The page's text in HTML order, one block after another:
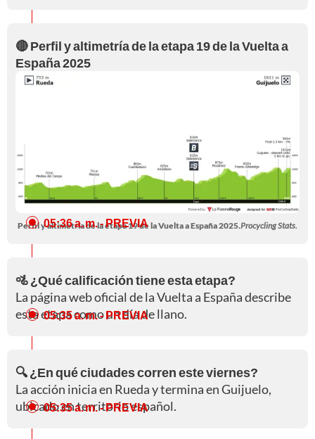
🔴 Perfil y altimetría de la etapa 19 de la Vuelta a
España 2025
Perfil y altimetría de la etapa 19 de la Vuelta a España 2025.Procycling Stats.
05:36 a. m.- PREVIA
🚵 ¿Qué calificación tiene esta etapa?
La página web oficial de la Vuelta a España describe
esta etapa como un día de llano.
05:35 a. m.- PREVIA
🔍 ¿En qué ciudades corren este viernes?
La acción inicia en Rueda y termina en Guijuelo,
ubicado en territorio español.
05:35 a. m.- PREVIA